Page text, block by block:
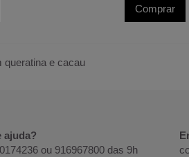
Comprar
queratina e cacau
ajuda?
ou 916967800 das 9h